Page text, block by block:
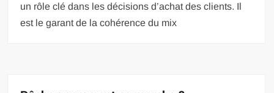
un rôle clé dans les décisions d’achat des clients. Il
est le garant de la cohérence du mix